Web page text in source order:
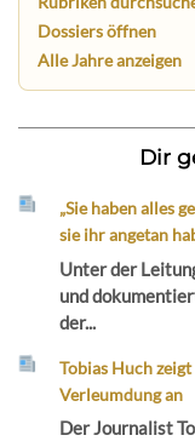
Dossiers öffnen
Alle Jahre anzeigen
Dir
„Sie haben alles
sie ihr angetan
Unter der
und
der...
Tobias Huch
Verleumdung an
Der Journalist